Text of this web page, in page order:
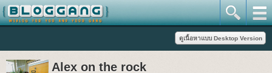
Alex on the rock